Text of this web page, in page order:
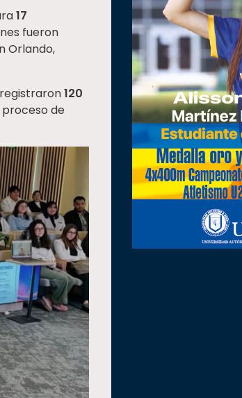
17
fueron
Orlando,
120
proceso de